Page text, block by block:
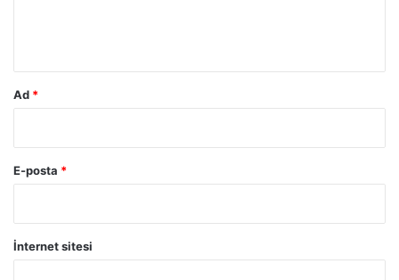
Ad *
E-posta *
İnternet sitesi